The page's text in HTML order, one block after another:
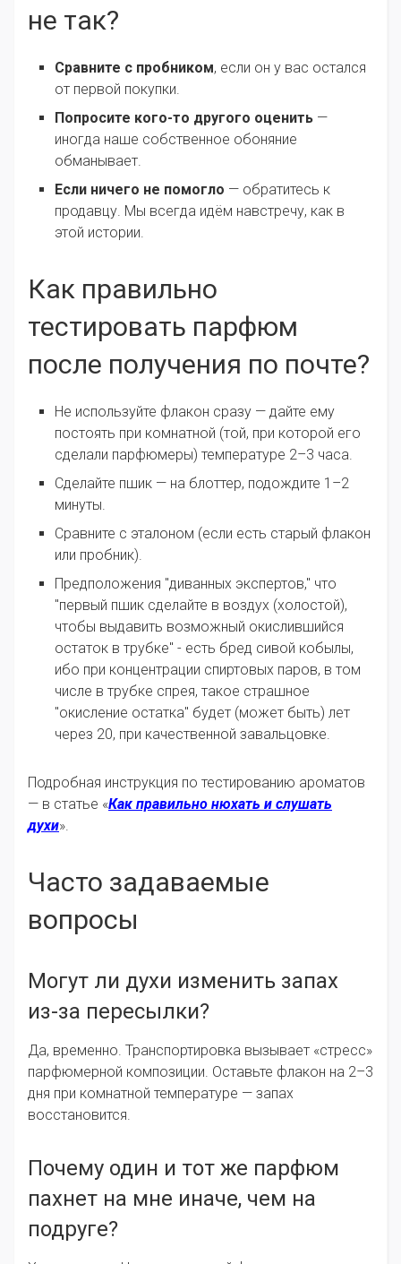
не так?
Сравните с пробником, если он у вас остался
от первой покупки.
Попросите кого-то другого оценить —
иногда наше собственное обоняние
обманывает.
Если ничего не помогло — обратитесь к
продавцу. Мы всегда идём навстречу, как в
этой истории.
Как правильно
тестировать парфюм
после получения по почте?
Не используйте флакон сразу — дайте ему
постоять при комнатной (той, при которой его
сделали парфюмеры) температуре 2–3 часа.
Сделайте пшик — на блоттер, подождите 1–2
минуты.
Сравните с эталоном (если есть старый флакон
или пробник).
Предположения "диванных экспертов," что
"первый пшик сделайте в воздух (холостой),
чтобы выдавить возможный окислившийся
остаток в трубке" - есть бред сивой кобылы,
ибо при концентрации спиртовых паров, в том
числе в трубке спрея, такое страшное
"окисление остатка" будет (может быть) лет
через 20, при качественной завальцовке.
Подробная инструкция по тестированию ароматов
— в статье «Как правильно нюхать и слушать
духи».
Часто задаваемые
вопросы
Могут ли духи изменить запах
из-за пересылки?
Да, временно. Транспортировка вызывает «стресс»
парфюмерной композиции. Оставьте флакон на 2–3
дня при комнатной температуре — запах
восстановится.
Почему один и тот же парфюм
пахнет на мне иначе, чем на
подруге?